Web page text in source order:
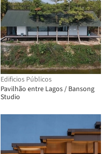
Edificios Públicos
Pavilhão entre Lagos / Bansong
Studio